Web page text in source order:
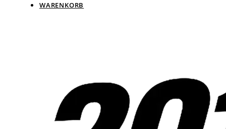
WARENKORB